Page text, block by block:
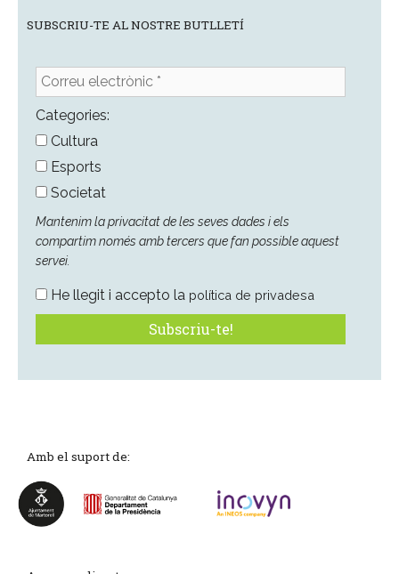
SUBSCRIU-TE AL NOSTRE BUTLLETÍ
Correu
electrònic
*Categories:
Cultura
Esports
Societat
Mantenim la privacitat de les seves dades i els
compartim només amb tercers que fan possible aquest
servei.
He llegit i accepto la política de privadesa
Amb el suport de: